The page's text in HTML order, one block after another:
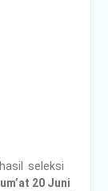
seleksi
20 Juni